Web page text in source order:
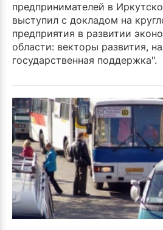
предпринимателей в
выступил с докладом на
предприятия в развитии
области: векторы развития,
государственная под­держка".